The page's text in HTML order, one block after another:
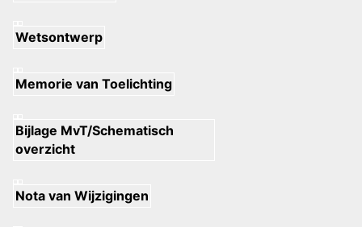
Wetsontwerp
Memorie van Toelichting
Bijlage MvT/Schematisch
overzicht
Nota van Wijzigingen